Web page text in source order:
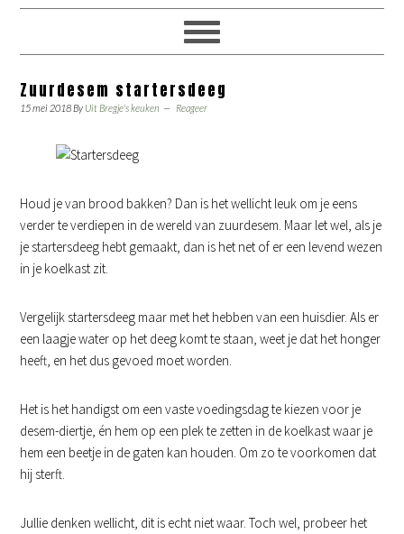
Zuurdesem startersdeeg
15 mei 2018By Uit Bregje's keuken Reageer
Houd je van brood bakken? Dan is het wellicht leuk om je eens
verder te verdiepen in de wereld van zuurdesem. Maar let wel, als je
je startersdeeg hebt gemaakt, dan is het net of er een levend wezen
in je koelkast zit.
Vergelijk startersdeeg maar met het hebben van een huisdier. Als er
een laagje water op het deeg komt te staan, weet je dat het honger
heeft, en het dus gevoed moet worden.
Het is het handigst om een vaste voedingsdag te kiezen voor je
desem-diertje, én hem op een plek te zetten in de koelkast waar je
hem een beetje in de gaten kan houden. Om zo te voorkomen dat
hij sterft.
Jullie denken wellicht, dit is echt niet waar. Toch wel, probeer het